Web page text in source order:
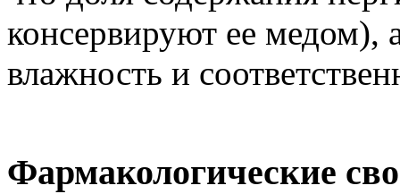
консервируют ее медом),
влажность и
Фармакологические